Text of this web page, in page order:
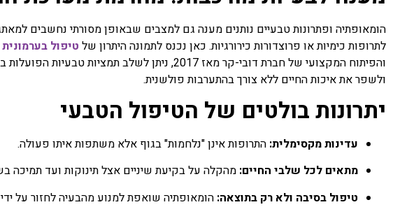
הומאופתיה ופתרונות טבעיים נותנים מענה גם למצבים שבאופן מסורתי נחשבים
לתרופות כימיות או פרוצדורות כירורגיות. כאן נכנס לתמונה היתרון של טיפול
והפיתוח המקצועי של חברת דובי-קר מאז 2017, ניתן לשלב
ולשפר את איכות החיים ללא צורך בהתערבות פולשנית.
יתרונות בולטים של הטיפול הטבעי
עדינות מקסימלית: התרופות אינן "נלחמות" בגוף אלא משתפות איתו פעולה.
מתאים לכל שלבי החיים: מהקלה על בקיעת שיניים אצל תינוקות ועד תמיכה
טיפול בסיבה ולא רק בתוצאה: הומאופתיה שואפת למנוע מהבעיה לחזור על